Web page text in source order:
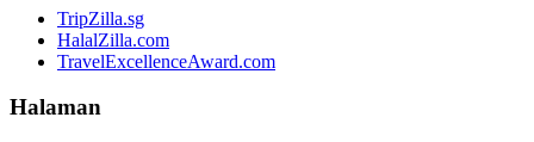
TripZilla.sg
HalalZilla.com
TravelExcellenceAward.com
Halaman